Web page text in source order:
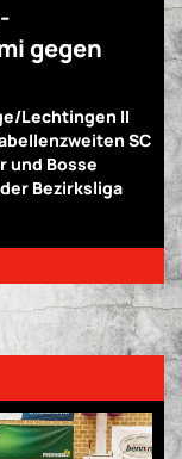
gegen
Lechtingen II
SC
und Bosse
Bezirksliga